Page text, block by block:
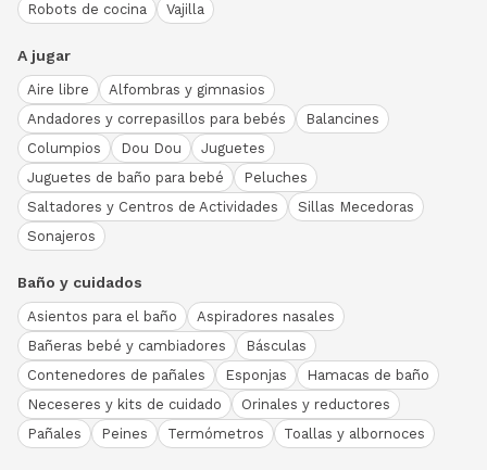
Robots de cocina
Vajilla
A jugar
Aire libre
Alfombras y gimnasios
Andadores y correpasillos para bebés
Balancines
Columpios
Dou Dou
Juguetes
Juguetes de baño para bebé
Peluches
Saltadores y Centros de Actividades
Sillas Mecedoras
Sonajeros
Baño y cuidados
Asientos para el baño
Aspiradores nasales
Bañeras bebé y cambiadores
Básculas
Contenedores de pañales
Esponjas
Hamacas de baño
Neceseres y kits de cuidado
Orinales y reductores
Pañales
Peines Termómetros Toallas y albornoces